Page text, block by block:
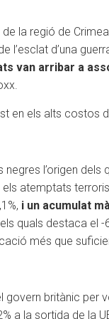
la regió de
l’esclat d’una
van arribar a
en els alts
negres l’origen
atemptats
i un acumulat
quals destaca el
més que
govern britànic
a la sortida de la